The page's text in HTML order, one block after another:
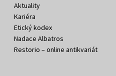
Aktuality
Kariéra
Etický kodex
Nadace Albatros
Restorio – online antikvariát